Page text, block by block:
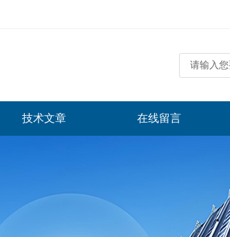
技术文章 在线留言